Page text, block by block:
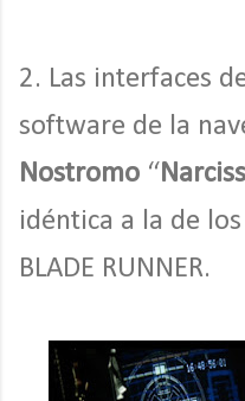
2. Las interfaces
software de la
Nostromo “
idéntica a la de los
BLADE RUNNER.